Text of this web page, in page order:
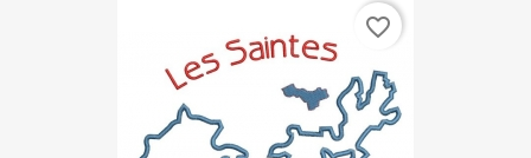
favorite_border